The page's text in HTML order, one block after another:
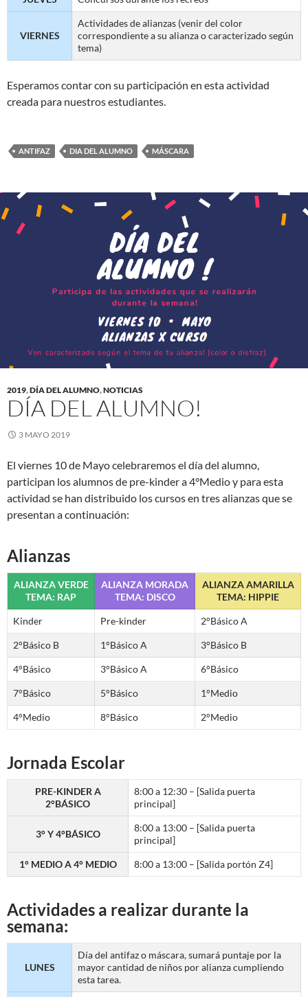
VIERNES
Actividades de alianzas (venir del color
correspondiente a su alianza o caracterizado según
tema)
Esperamos contar con su participación en esta actividad
creada para nuestros estudiantes.
ANTIFAZ DIA DEL ALUMNO MÁSCARA
2019,DÍA DEL ALUMNO,NOTICIAS
DÍA DEL ALUMNO!
3 MAYO 2019
El viernes 10 de Mayo celebraremos el día del alumno,
participan los alumnos de pre-kinder a 4°Medio y para esta
actividad se han distribuido los cursos en tres alianzas que se
presentan a continuación:
Alianzas
ALIANZA VERDE
TEMA: RAP
ALIANZA MORADA
TEMA: DISCO
ALIANZA AMARILLA
TEMA: HIPPIE
Kinder Pre-kinder 2°Básico A
2°Básico B 1°Básico A 3°Básico B
4°Básico 3°Básico A 6°Básico
7°Básico 5°Básico 1°Medio
4°Medio 8°Básico 2°Medio
Jornada Escolar
PRE-KINDER A
2°BÁSICO
8:00 a 12:30 – [Salida puerta
principal]
3° Y 4°BÁSICO
8:00 a 13:00 – [Salida puerta
principal]
1° MEDIO A 4° MEDIO 8:00 a 13:00 – [Salida portón Z4]
Actividades a realizar durante la
semana:
LUNES
Día del antifaz o máscara, sumará puntaje por la
mayor cantidad de niños por alianza cumpliendo
esta tarea.